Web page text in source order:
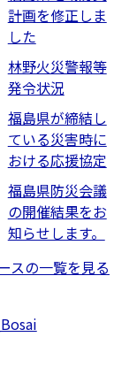
計画を修正しま
した
林野火災警報等
発令状況
福島県が締結し
ている災害時に
おける応援協定
福島県防災会議
の開催結果をお
知らせします。
スの一覧を見る